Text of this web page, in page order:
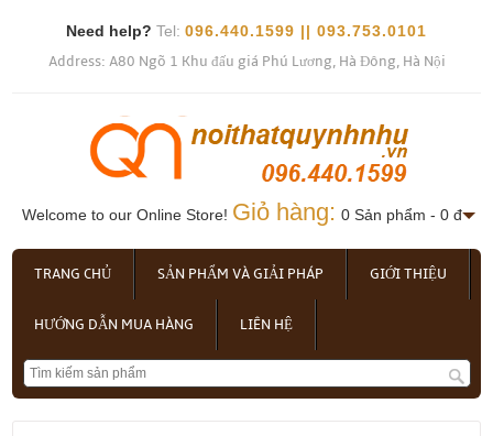
Need help? Tel: 096.440.1599 || 093.753.0101
Address: A80 Ngõ 1 Khu đấu giá Phú Lương, Hà Đông, Hà Nội
Welcome to our Online Store! Giỏ hàng: 0 Sản phẩm - 0 đ
TRANG CHỦ SẢN PHẨM VÀ GIẢI PHÁP GIỚI THIỆU
HƯỚNG DẪN MUA HÀNG LIÊN HỆ